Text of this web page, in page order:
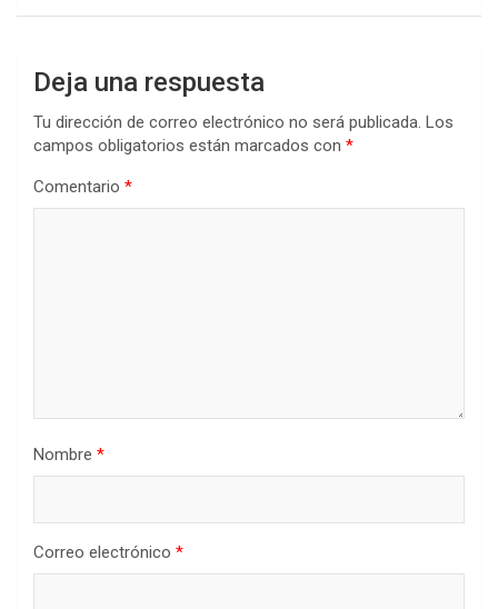
Deja una respuesta
Tu dirección de correo electrónico no será publicada. Los
campos obligatorios están marcados con *
Comentario *
Nombre *
Correo electrónico *